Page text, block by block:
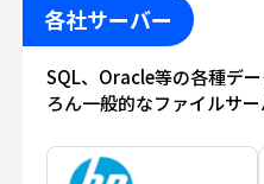
各社サーバー
SQL、Oracle等の各種デ
ろん一般的なファイルサー